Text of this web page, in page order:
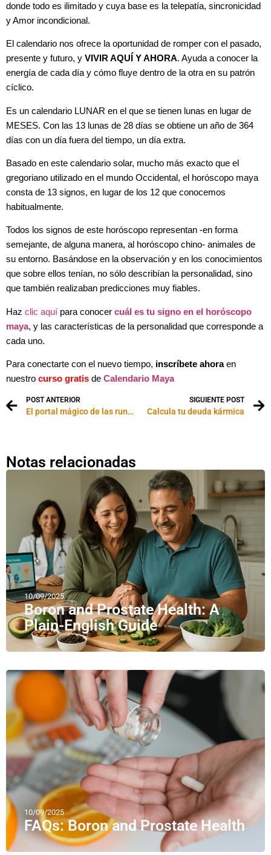
donde todo es ilimitado y cuya base es la telepatía, sincronicidad
y Amor incondicional.
El calendario nos ofrece la oportunidad de romper con el pasado,
presente y futuro, y VIVIR AQUÍ Y AHORA. Ayuda a conocer la
energía de cada día y cómo fluye dentro de la otra en su patrón
cíclico.
Es un calendario LUNAR en el que se tienen lunas en lugar de
MESES. Con las 13 lunas de 28 días se obtiene un año de 364
días con un día fuera del tiempo, un día extra.
Basado en este calendario solar, mucho más exacto que el
gregoriano utilizado en el mundo Occidental, el horóscopo maya
consta de 13 signos, en lugar de los 12 que conocemos
habitualmente.
Todos los signos de este horóscopo representan -en forma
semejante, de alguna manera, al horóscopo chino- animales de
su entorno. Basándose en la observación y en los conocimientos
que sobre ellos tenían, no sólo describían la personalidad, sino
que también realizaban predicciones muy fiables.
Haz clic aquí para conocer cuál es tu signo en el horóscopo
maya, y las características de la personalidad que corresponde a
cada uno.
Para conectarte con el nuevo tiempo, inscríbete ahoraen
nuestro curso gratis de Calendario Maya
POST ANTERIOR
El portal mágico de las runas
SIGUIENTE POST
Calcula tu deuda kármica
Notas relacionadas
10/09/2025
Boron and Prostate Health: A
Plain-English Guide
10/09/2025
FAQs: Boron and Prostate Health